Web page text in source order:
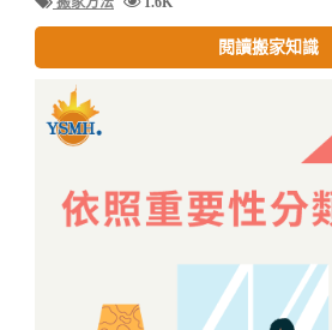
閱讀搬家知識